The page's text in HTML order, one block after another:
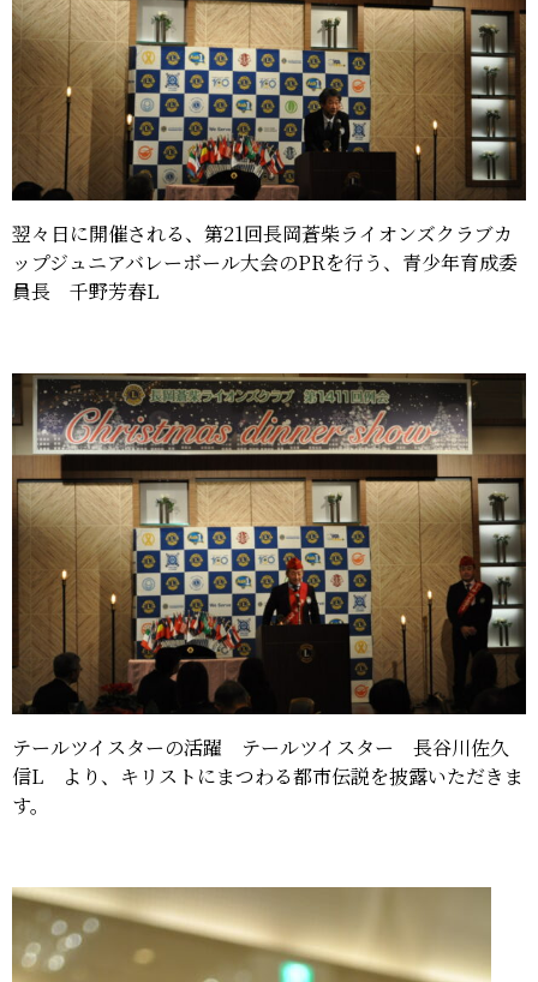
翌々日に開催される、第21回長岡蒼柴ライオンズクラブカ
ップジュニアバレーボール大会のPRを行う、青少年育成委
員長 千野芳春L
テールツイスターの活躍 テールツイスター 長谷川佐久
信L より、キリストにまつわる都市伝説を披露いただきま
す。